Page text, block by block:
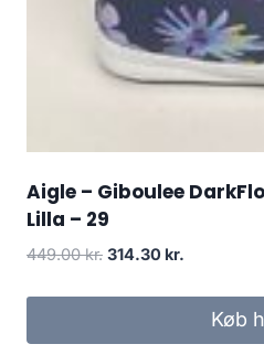
Aigle – Giboulee
Lilla – 29
449.00kr. Den
314.30 kr.
Køb